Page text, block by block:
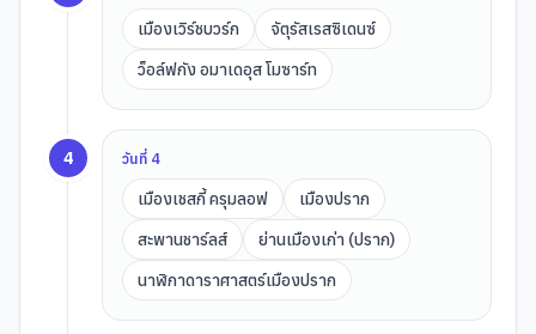
เมืองเวิร์ชบวร์ก
จัตุรัสเรสซิเดนซ์
ว็อล์ฟกัง อมาเดอุส โมซาร์ท
4 วันที่ 4
เมืองเชสกี้ ครุมลอฟ
เมืองปราก
สะพานชาร์ลส์
ย่านเมืองเก่า (ปราก)
นาฬิกาดาราศาสตร์เมืองปราก